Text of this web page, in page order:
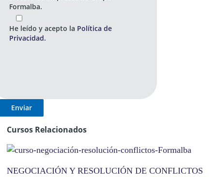
Formalba.
He leído y acepto la Política de
Privacidad.
Cursos Relacionados
NEGOCIACIÓN Y RESOLUCIÓN DE CONFLICTOS